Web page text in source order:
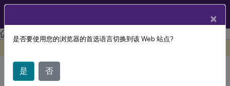
Session Recording Session Recording 2110
动态会话录制
×
是否要使用您的浏览器的首选语言切换到该 Web 站点?
是 否